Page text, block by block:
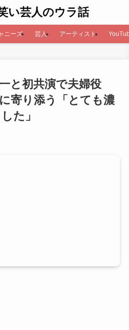
い芸人のウラ話
ニーズ 芸人 アーティスト
と初共演で夫婦役
寄り添う「とても濃
た」